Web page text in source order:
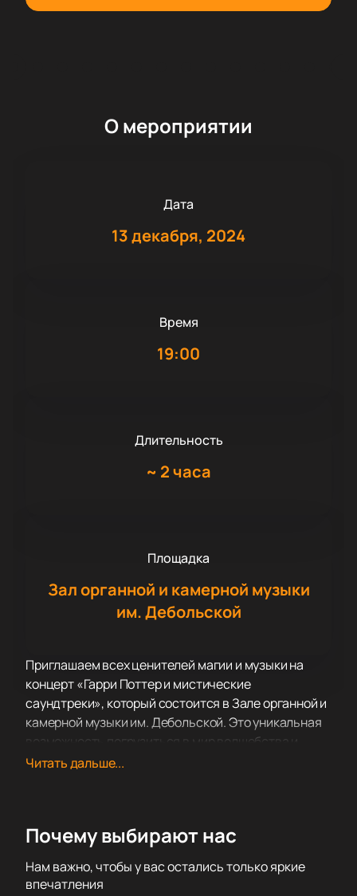
О мероприятии
Дата
13 декабря, 2024
Время
19:00
Длительность
~ 2 часа
Площадка
Зал органной и камерной музыки
им. Дебольской
Приглашаем всех ценителей магии и музыки на
концерт «Гарри Поттер и мистические
саундтреки», который состоится в Зале органной и
камерной музыки им. Дебольской. Это уникальная
возможность погрузиться в мир волшебства и
приключений, благодаря завораживающим
Зал органной и камерной музыки им. Дебольской,
превосходной акустикой и атмосферой, которая
Читать дальше...
Почему выбирают нас
Нам важно, чтобы у вас остались только яркие
впечатления